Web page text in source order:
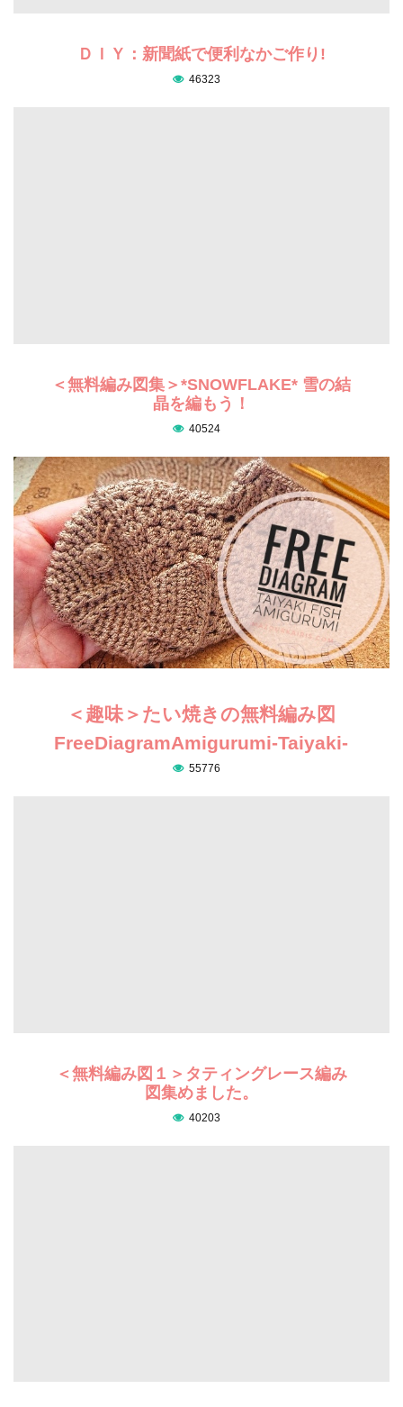
ＤＩＹ：新聞紙で便利なかご作り!
46323
＜無料編み図集＞*SNOWFLAKE* 雪の結
晶を編もう！
40524
＜趣味＞たい焼きの無料編み図
FreeDiagramAmigurumi-Taiyaki-
55776
＜無料編み図１＞タティングレース編み
図集めました。
40203